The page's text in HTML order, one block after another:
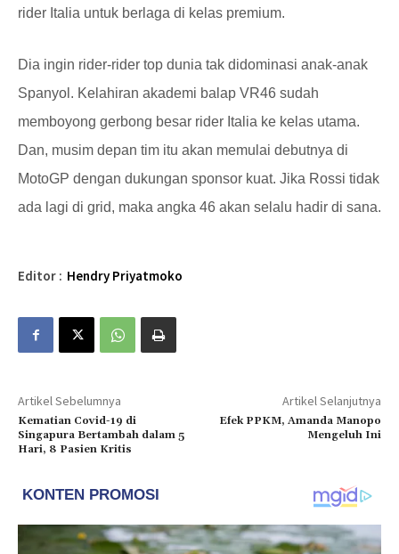
rider Italia untuk berlaga di kelas premium.
Dia ingin rider-rider top dunia tak didominasi anak-anak
Spanyol. Kelahiran akademi balap VR46 sudah
memboyong gerbong besar rider Italia ke kelas utama.
Dan, musim depan tim itu akan memulai debutnya di
MotoGP dengan dukungan sponsor kuat. Jika Rossi tidak
ada lagi di grid, maka angka 46 akan selalu hadir di sana.
Editor : Hendry Priyatmoko
Artikel Sebelumnya
Kematian Covid-19 di
Singapura Bertambah dalam 5
Hari, 8 Pasien Kritis
Artikel Selanjutnya
Efek PPKM, Amanda Manopo
Mengeluh Ini